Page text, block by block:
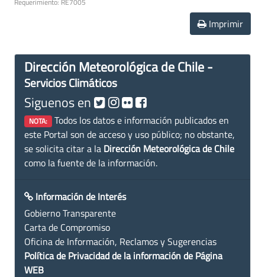
Imprimir
Dirección Meteorológica de Chile -
Servicios Climáticos
Siguenos en
NOTA: Todos los datos e información publicados en
este Portal son de acceso y uso público; no obstante,
se solicita citar a la Dirección Meteorológica de Chile
como la fuente de la información.
Información de Interés
Gobierno Transparente
Carta de Compromiso
Oficina de Información, Reclamos y Sugerencias
Política de Privacidad de la información de Página
WEB